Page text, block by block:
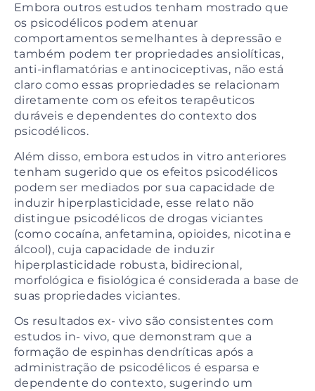
Embora outros estudos tenham mostrado que
os psicodélicos podem atenuar
comportamentos semelhantes à depressão e
também podem ter propriedades ansiolíticas,
anti-inflamatórias e antinociceptivas, não está
claro como essas propriedades se relacionam
diretamente com os efeitos terapêuticos
duráveis ​​e dependentes do contexto dos
psicodélicos.
Além disso, embora estudos in vitro anteriores
tenham sugerido que os efeitos psicodélicos
podem ser mediados por sua capacidade de
induzir hiperplasticidade, esse relato não
distingue psicodélicos de drogas viciantes
(como cocaína, anfetamina, opioides, nicotina e
álcool), cuja capacidade de induzir
hiperplasticidade robusta, bidirecional,
morfológica e fisiológica é considerada a base de
suas propriedades viciantes.
Os resultados ex- vivo são consistentes com
estudos in- vivo, que demonstram que a
formação de espinhas dendríticas após a
administração de psicodélicos é esparsa e
dependente do contexto, sugerindo um